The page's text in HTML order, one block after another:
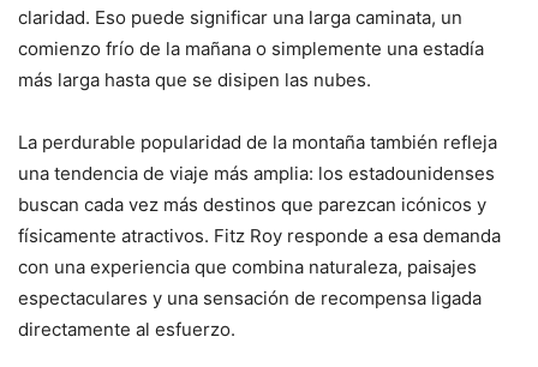
claridad. Eso puede significar una larga caminata, un
comienzo frío de la mañana o simplemente una estadía
más larga hasta que se disipen las nubes.
La perdurable popularidad de la montaña también refleja
una tendencia de viaje más amplia: los estadounidenses
buscan cada vez más destinos que parezcan icónicos y
físicamente atractivos. Fitz Roy responde a esa demanda
con una experiencia que combina naturaleza, paisajes
espectaculares y una sensación de recompensa ligada
directamente al esfuerzo.